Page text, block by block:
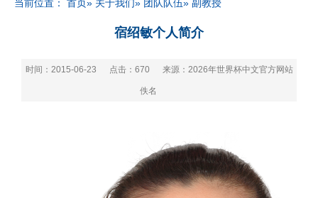
当前位置： 首页» 关于我们» 团队队伍» 副教授
宿绍敏个人简介
时间：2015-06-23 点击： 670 来源：2026年世界杯中文官方网站
佚名